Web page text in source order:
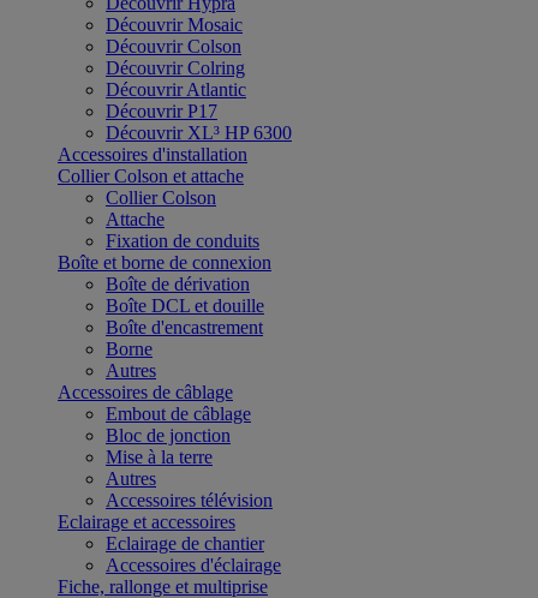
Découvrir Mosaic
Découvrir Colson
Découvrir Colring
Découvrir Atlantic
Découvrir P17
Découvrir XL³ HP 6300
Accessoires d'installation
Collier Colson et attache
Collier Colson
Attache
Fixation de conduits
Boîte et borne de connexion
Boîte de dérivation
Boîte DCL et douille
Boîte d'encastrement
Borne
Autres
Accessoires de câblage
Embout de câblage
Bloc de jonction
Mise à la terre
Autres
Accessoires télévision
Eclairage et accessoires
Eclairage de chantier
Accessoires d'éclairage
Fiche, rallonge et multiprise